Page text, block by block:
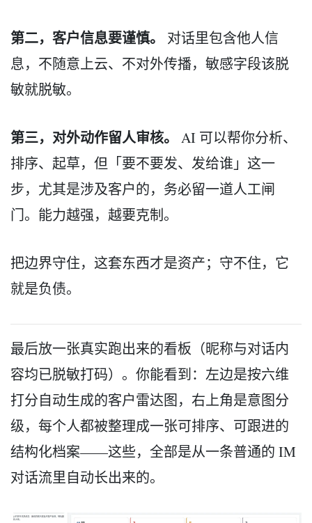
第二，客户信息要谨慎。
对话里包含他人信
息，不随意上云、不对外传播，敏感字段该脱
敏就脱敏。
第三，对外动作留人审核。
AI 可以帮你分析、
排序、起草，但「要不要发、发给谁」这一
步，尤其是涉及客户的，务必留一道人工闸
门。能力越强，越要克制。
把边界守住，这套东西才是资产；守不住，它
就是负债。
最后放一张真实跑出来的看板（昵称与对话内
容均已脱敏打码）。你能看到：左边是按六维
打分自动生成的客户雷达图，右上角是意图分
级，每个人都被整理成一张可排序、可跟进的
结构化档案——这些，全部是从一条普通的 IM
对话流里自动长出来的。